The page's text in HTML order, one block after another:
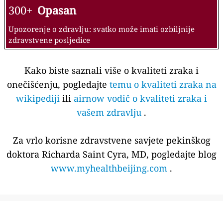
300+ Opasan
Upozorenje o zdravlju: svatko može imati ozbiljnije
zdravstvene posljedice
Kako biste saznali više o kvaliteti zraka i
onečišćenju, pogledajte temu o kvaliteti zraka na
wikipediji ili airnow vodič o kvaliteti zraka i
vašem zdravlju .
Za vrlo korisne zdravstvene savjete pekinškog
doktora Richarda Saint Cyra, MD, pogledajte blog
www.myhealthbeijing.com .